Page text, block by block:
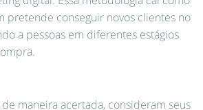
pretende conseguir novos clientes no
a pessoas em diferentes estágios
maneira acertada, consideram seus